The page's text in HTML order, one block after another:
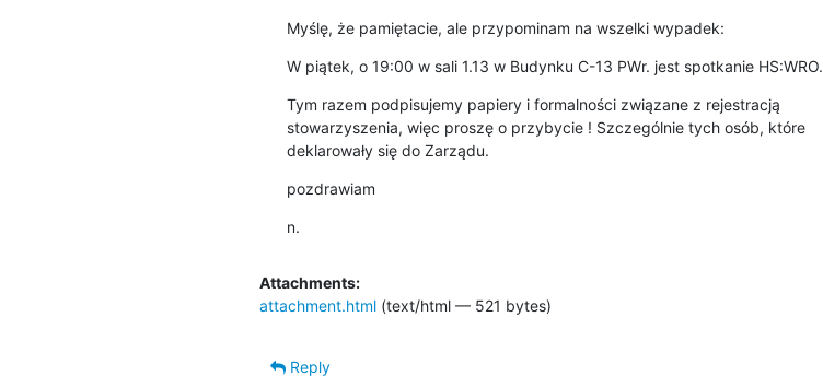
Myślę, że pamiętacie, ale przypominam na wszelki wypadek:
W piątek, o 19:00 w sali 1.13 w Budynku C-13 PWr. jest spotkanie HS:WRO.
Tym razem podpisujemy papiery i formalności związane z rejestracją
stowarzyszenia, więc proszę o przybycie ! Szczególnie tych osób, które
deklarowały się do Zarządu.
pozdrawiam
n.
Attachments:
attachment.html(text/html — 521 bytes)
Reply